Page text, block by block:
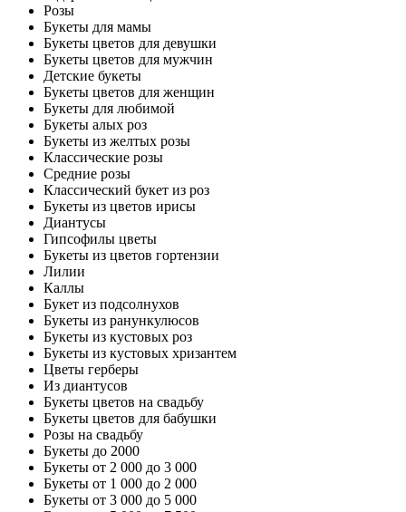
Розы
Букеты для мамы
Букеты цветов для девушки
Букеты цветов для мужчин
Детские букеты
Букеты цветов для женщин
Букеты для любимой
Букеты алых роз
Букеты из желтых розы
Классические розы
Средние розы
Классический букет из роз
Букеты из цветов ирисы
Диантусы
Гипсофилы цветы
Букеты из цветов гортензии
Лилии
Каллы
Букет из подсолнухов
Букеты из ранункулюсов
Букеты из кустовых роз
Букеты из кустовых хризантем
Цветы герберы
Из диантусов
Букеты цветов на свадьбу
Букеты цветов для бабушки
Розы на свадьбу
Букеты до 2000
Букеты от 2 000 до 3 000
Букеты от 1 000 до 2 000
Букеты от 3 000 до 5 000